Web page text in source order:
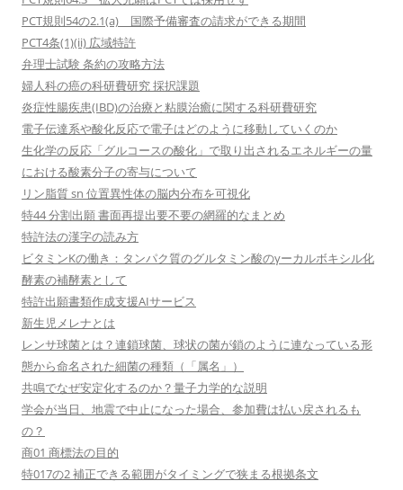
PCT規則54の2.1(a) 国際予備審査の請求ができる期間
PCT4条(1)(ii) 広域特許
弁理士試験 条約の攻略方法
婦人科の癌の科研費研究 採択課題
炎症性腸疾患(IBD)の治療と粘膜治癒に関する科研費研究
電子伝達系や酸化反応で電子はどのように移動していくのか
生化学の反応「グルコースの酸化」で取り出されるエネルギーの量
における酸素分子の寄与について
リン脂質 sn 位置異性体の脳内分布を可視化
特44 分割出願 書面再提出要不要の網羅的なまとめ
特許法の漢字の読み方
ビタミンKの働き：タンパク質のグルタミン酸のγーカルボキシル化
酵素の補酵素として
特許出願書類作成支援AIサービス
新生児メレナとは
レンサ球菌とは？連鎖球菌、球状の菌が鎖のように連なっている形
態から命名された細菌の種類（「属名」）
共鳴でなぜ安定化するのか？量子力学的な説明
学会が当日、地震で中止になった場合、参加費は払い戻されるも
の？
商01 商標法の目的
特017の2 補正できる範囲がタイミングで狭まる根拠条文